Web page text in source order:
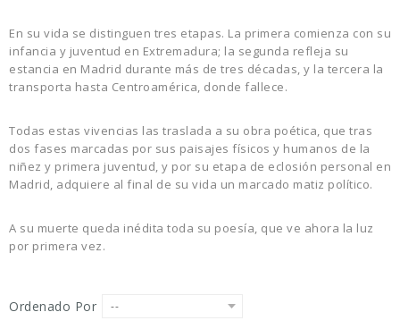
En su vida se distinguen tres etapas. La primera comienza con su
infancia y juventud en Extremadura; la segunda refleja su
estancia en Madrid durante más de tres décadas, y la tercera la
transporta hasta Centroamérica, donde fallece.
Todas estas vivencias las traslada a su obra poética, que tras
dos fases marcadas por sus paisajes físicos y humanos de la
niñez y primera juventud, y por su etapa de eclosión personal en
Madrid, adquiere al final de su vida un marcado matiz político.
A su muerte queda inédita toda su poesía, que ve ahora la luz
por primera vez.
Ordenado Por --